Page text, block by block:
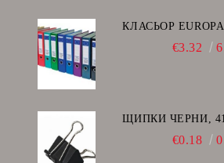
КЛАСЬОР
€3.32
ЩИПКИ ЧЕРНИ,
€0.18